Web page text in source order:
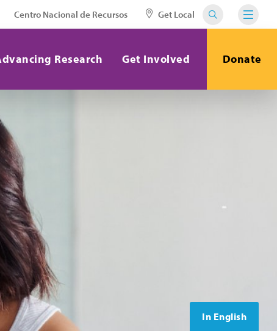
Centro Nacional de Recursos Get Local
Research Get Involved Donate
In English